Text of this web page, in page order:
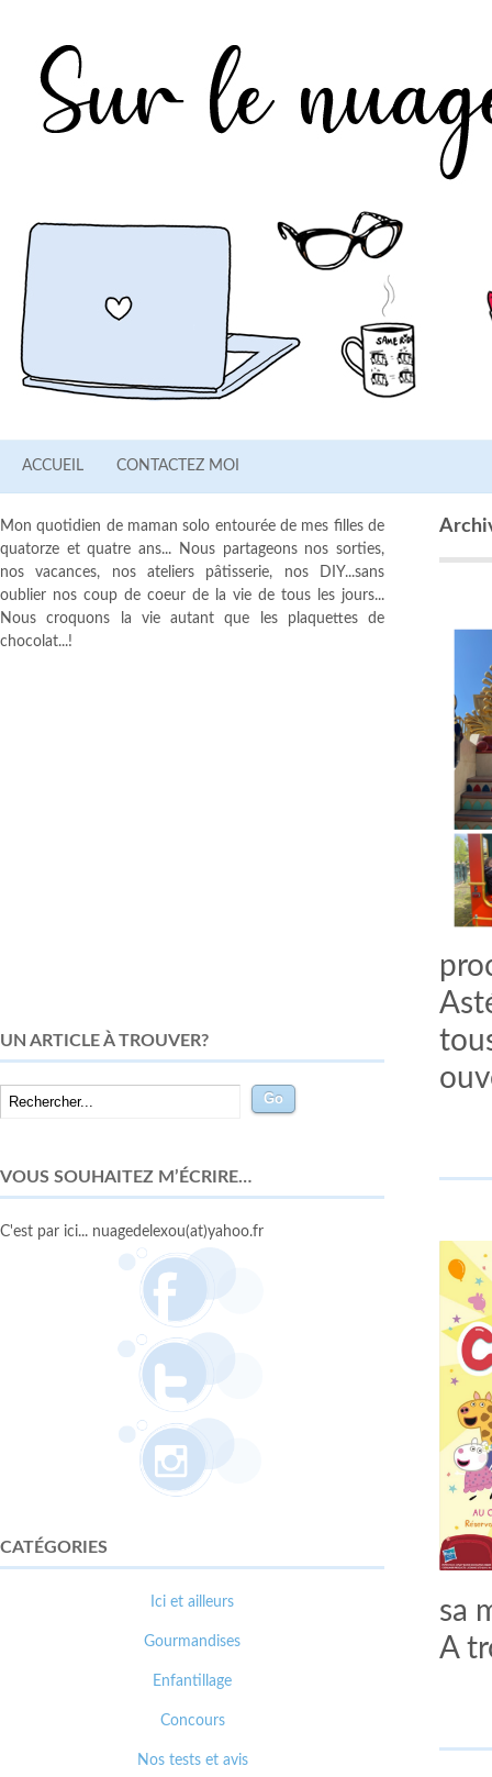
ACCUEIL CONTACTEZ MOI
sa
A
Mon quotidien de maman solo entourée de mes filles de
quatorze et quatre ans... Nous partageons nos sorties,
nos vacances, nos ateliers pâtisserie, nos DIY...sans
oublier nos coup de coeur de la vie de tous les jours...
Nous croquons la vie autant que les plaquettes de
chocolat...!
UN ARTICLE À TROUVER?
VOUS SOUHAITEZ M’ÉCRIRE…
C'est par ici... nuagedelexou(at)yahoo.fr
CATÉGORIES
Ici et ailleurs
Gourmandises
Enfantillage
Concours
Nos tests et avis